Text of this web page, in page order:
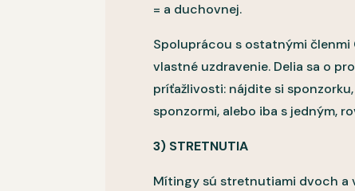
= a duchovnej.
Spoluprácou s ostatnými členmi
vlastné uzdravenie. Delia sa o
príťažlivosti: nájdite si
sponzormi, alebo iba s jedným,
3) STRETNUTIA
Mítingy sú stretnutiami dvoch a